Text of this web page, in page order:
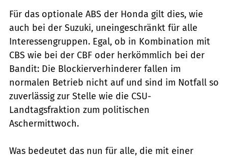
Für das optionale ABS der Honda gilt dies, wie
auch bei der Suzuki, uneingeschränkt für alle
Interessengruppen. Egal, ob in Kombination mit
CBS wie bei der CBF oder herkömmlich bei der
Bandit: Die Blockierverhinderer fallen im
normalen Betrieb nicht auf und sind im Notfall so
zuverlässig zur Stelle wie die CSU-
Landtagsfraktion zum politischen
Aschermittwoch.
Was bedeutet das nun für alle, die mit einer